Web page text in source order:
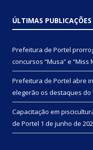
ÚLTIMAS PUBLICAÇÕES
Prefeitura de Portel
concursos “Musa” e “Miss
Prefeitura de Portel abre
elegerão os destaques do
Capacitação em
de Portel 1 de junho de